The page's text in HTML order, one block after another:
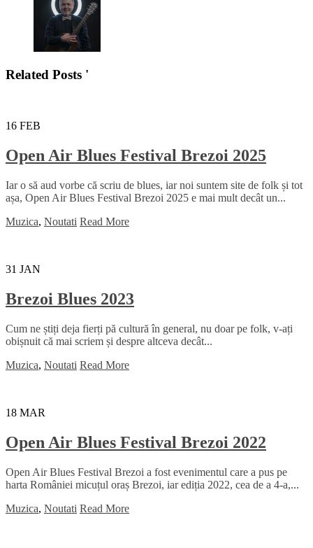
Related Posts '
16 FEB
Open Air Blues Festival Brezoi 2025
Iar o să aud vorbe că scriu de blues, iar noi suntem site de folk și tot
așa, Open Air Blues Festival Brezoi 2025 e mai mult decât un...
Muzica, Noutati Read More
31 JAN
Brezoi Blues 2023
Cum ne știți deja fierți pă cultură în general, nu doar pe folk, v-ați
obișnuit că mai scriem și despre altceva decât...
Muzica, Noutati Read More
18 MAR
Open Air Blues Festival Brezoi 2022
Open Air Blues Festival Brezoi a fost evenimentul care a pus pe
harta României micuțul oraș Brezoi, iar ediția 2022, cea de a 4-a,...
Muzica, Noutati Read More